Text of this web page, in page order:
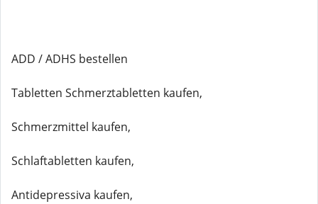
ADD / ADHS bestellen
Tabletten Schmerztabletten kaufen,
Schmerzmittel kaufen,
Schlaftabletten kaufen,
Antidepressiva kaufen,